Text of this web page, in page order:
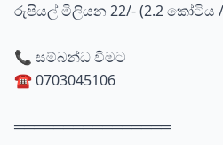
රුපියල් මිලියන 22/- (2.2 කෝටිය
📞 සම්බන්ධ වීමට
☎️ 0703045106
════════════════